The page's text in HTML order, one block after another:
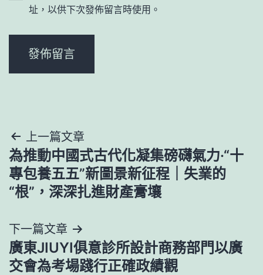
址，以供下次發佈留言時使用。
文
章
導
覽
上一篇文章
為推動中國式古代化凝集磅礴氣力·“十
專包養五五”新圖景新征程｜失業的
“根”，深深扎進財產膏壤
下一篇文章
廣東JIUYI俱意診所設計商務部門以廣
交會為考場踐行正確政績觀